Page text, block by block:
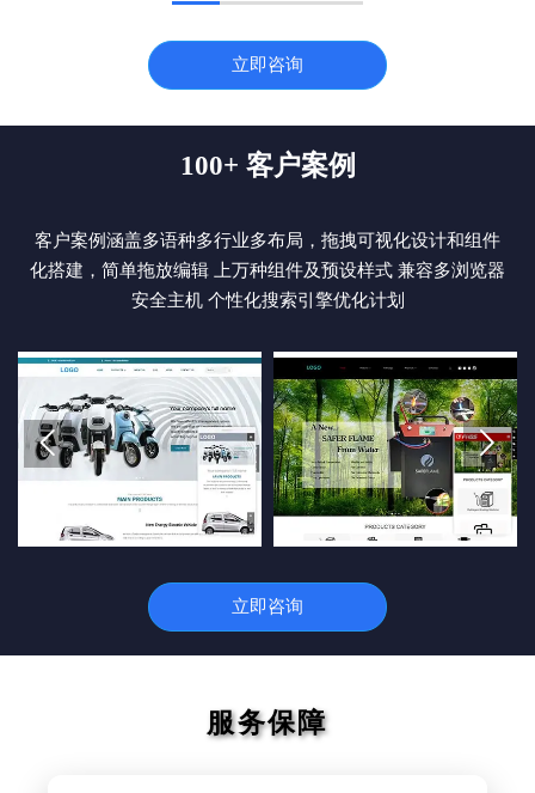
立即咨询
100+ 客户案例
客户案例涵盖多语种多行业多布局，拖拽可视化设计和组件
化搭建，简单拖放编辑 上万种组件及预设样式 兼容多浏览器
安全主机 个性化搜索引擎优化计划
 
立即咨询
服务保障